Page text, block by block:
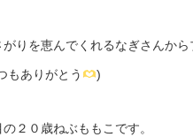
りを恵んでくれるなぎさんから
もありがとう )
２０歳ねぶももこです。